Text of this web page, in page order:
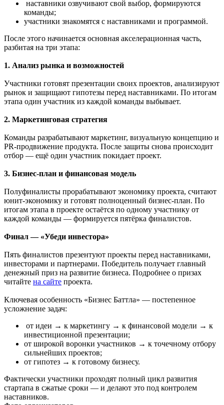
наставники озвучивают свой выбор, формируются
команды;
участники знакомятся с наставниками и программой.
После этого начинается основная акселерационная часть,
разбитая на три этапа:
1. Анализ рынка и возможностей
Участники готовят презентации своих проектов, анализируют
рынок и защищают гипотезы перед наставниками. По итогам
этапа один участник из каждой команды выбывает.
2. Маркетинговая стратегия
Команды разрабатывают маркетинг, визуальную концепцию и
PR-продвижение продукта. После защиты снова происходит
отбор — ещё один участник покидает проект.
3. Бизнес-план и финансовая модель
Полуфиналисты прорабатывают экономику проекта, считают
юнит-экономику и готовят полноценный бизнес-план. По
итогам этапа в проекте остаётся по одному участнику от
каждой команды — формируется пятёрка финалистов.
Финал — «Убеди инвестора»
Пять финалистов презентуют проекты перед наставниками,
инвесторами и партнерами. Победитель получает главный
денежный приз на развитие бизнеса. Подробнее о призах
читайте на сайте проекта.
Ключевая особенность «Бизнес Баттла» — постепенное
усложнение задач:
от идеи → к маркетингу → к финансовой модели → к
инвестиционной презентации;
от широкой воронки участников → к точечному отбору
сильнейших проектов;
от гипотез → к готовому бизнесу.
Фактически участники проходят полный цикл развития
стартапа в сжатые сроки — и делают это под контролем
наставников.